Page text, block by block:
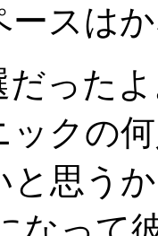
ースは
だった
ックの
と思う